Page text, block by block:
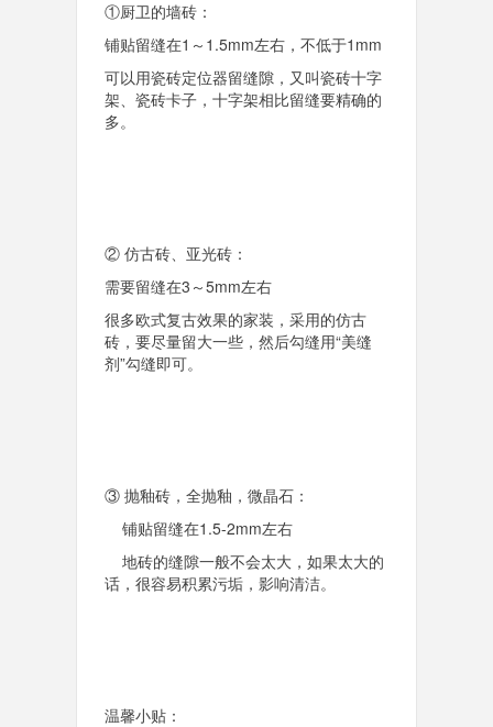
①厨卫的墙砖：
铺贴留缝在1～1.5mm左右，不低于1mm
可以用瓷砖定位器留缝隙，又叫瓷砖十字
架、瓷砖卡子，十字架相比留缝要精确的
多。
② 仿古砖、亚光砖：
需要留缝在3～5mm左右
很多欧式复古效果的家装，采用的仿古
砖，要尽量留大一些，然后勾缝用“美缝
剂”勾缝即可。
③ 抛釉砖，全抛釉，微晶石：
铺贴留缝在1.5-2mm左右
地砖的缝隙一般不会太大，如果太大的
话，很容易积累污垢，影响清洁。
温馨小贴：